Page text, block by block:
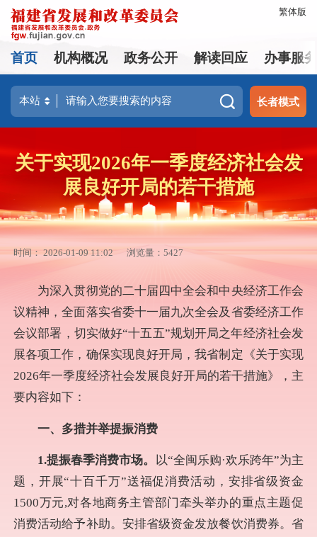
繁体版
首页 机构概况 政务公开 解读回应 办事服
长者模式
关于实现2026年一季度经济社会发
展良好开局的若干措施
时间： 2026-01-09 11:02 浏览量：5427
为深入贯彻党的二十届四中全会和中央经济工作会
议精神，全面落实省委十一届九次全会及省委经济工作
会议部署，切实做好“十五五”规划开局之年经济社会发
展各项工作，确保实现良好开局，我省制定《关于实现
2026年一季度经济社会发展良好开局的若干措施》，主
要内容如下：
一、多措并举提振消费
1.提振春季消费市场。 以“全闽乐购·欢乐跨年”为主
题，开展“十百千万”送福促消费活动，安排省级资金
1500万元,对各地商务主管部门牵头举办的重点主题促
消费活动给予补助。安排省级资金发放餐饮消费券。省